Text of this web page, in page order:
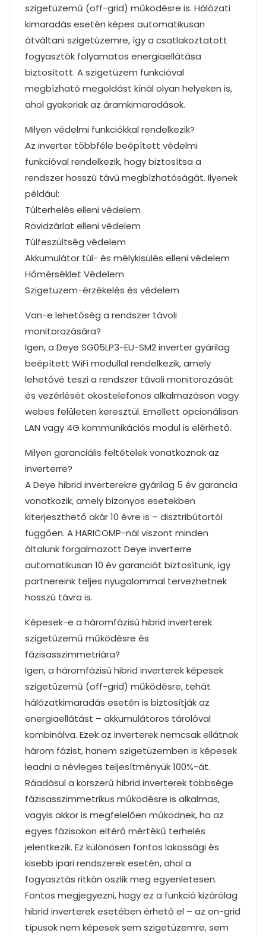
szigetüzemű (off-grid) működésre is. Hálózati
kimaradás esetén képes automatikusan
átváltani szigetüzemre, így a csatlakoztatott
fogyasztók folyamatos energiaellátása
biztosított. A szigetüzem funkcióval
megbízható megoldást kínál olyan helyeken is,
ahol gyakoriak az áramkimaradások.
Milyen védelmi funkciókkal rendelkezik?
Az inverter többféle beépített védelmi
funkcióval rendelkezik, hogy biztosítsa a
rendszer hosszú távú megbízhatóságát. Ilyenek
például:
Túlterhelés elleni védelem
Rövidzárlat elleni védelem
Túlfeszültség védelem
Akkumulátor túl- és mélykisülés elleni védelem
Hőmérséklet Védelem
Szigetüzem-érzékelés és védelem
Van-e lehetőség a rendszer távoli
monitorozására?
Igen, a Deye SG05LP3-EU-SM2 inverter gyárilag
beépített WiFi modullal rendelkezik, amely
lehetővé teszi a rendszer távoli monitorozását
és vezérlését okostelefonos alkalmazáson vagy
webes felületen keresztül. Emellett opcionálisan
LAN vagy 4G kommunikációs modul is elérhető.
Milyen garanciális feltételek vonatkoznak az
inverterre?
A Deye hibrid inverterekre gyárilag 5 év garancia
vonatkozik, amely bizonyos esetekben
kiterjeszthető akár 10 évre is – disztribútortól
függően. A HARICOMP-nál viszont minden
általunk forgalmazott Deye inverterre
automatikusan 10 év garanciát biztosítunk, így
partnereink teljes nyugalommal tervezhetnek
hosszú távra is.
Képesek-e a háromfázisú hibrid inverterek
szigetüzemű működésre és
fázisasszimmetriára?
Igen, a háromfázisú hibrid inverterek képesek
szigetüzemű (off-grid) működésre, tehát
hálózatkimaradás esetén is biztosítják az
energiaellátást – akkumulátoros tárolóval
kombinálva. Ezek az inverterek nemcsak ellátnak
három fázist, hanem szigetüzemben is képesek
leadni a névleges teljesítményük 100%-át.
Ráadásul a korszerű hibrid inverterek többsége
fázisasszimmetrikus működésre is alkalmas,
vagyis akkor is megfelelően működnek, ha az
egyes fázisokon eltérő mértékű terhelés
jelentkezik. Ez különösen fontos lakossági és
kisebb ipari rendszerek esetén, ahol a
fogyasztás ritkán oszlik meg egyenletesen.
Fontos megjegyezni, hogy ez a funkció kizárólag
hibrid inverterek esetében érhető el – az on-grid
típusok nem képesek sem szigetüzemre, sem